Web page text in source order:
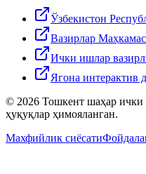
Ўзбекистон
Вазирлар
Ички ишлар
Ягона интерактив
© 2026 Тошкент шаҳар
ҳуқуқлар ҳимояланган.
Махфийлик сиёсати